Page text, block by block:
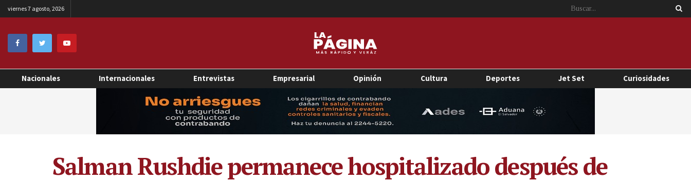
viernes 7 agosto, 2026
Nacionales Internacionales Entrevistas Empresarial Opinión Cultura Deportes Jet Set Curiosidades
Salman Rushdie permanece hospitalizado después de